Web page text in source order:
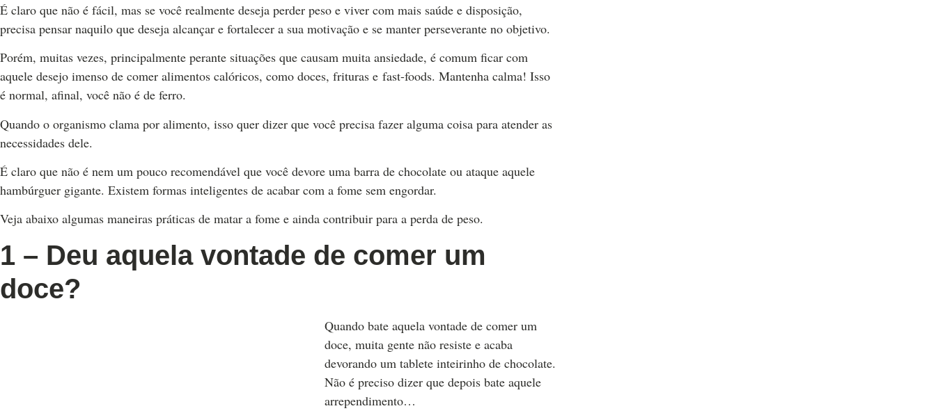
É claro que não é fácil, mas se você realmente deseja perder peso e viver com mais saúde e disposição,
precisa pensar naquilo que deseja alcançar e fortalecer a sua motivação e se manter perseverante no objetivo.
Porém, muitas vezes, principalmente perante situações que causam muita ansiedade, é comum ficar com
aquele desejo imenso de comer alimentos calóricos, como doces, frituras e fast-foods. Mantenha calma! Isso
é normal, afinal, você não é de ferro.
Quando o organismo clama por alimento, isso quer dizer que você precisa fazer alguma coisa para atender as
necessidades dele.
É claro que não é nem um pouco recomendável que você devore uma barra de chocolate ou ataque aquele
hambúrguer gigante. Existem formas inteligentes de acabar com a fome sem engordar.
Veja abaixo algumas maneiras práticas de matar a fome e ainda contribuir para a perda de peso.
1 – Deu aquela vontade de comer um
doce?
Quando bate aquela vontade de comer um
doce, muita gente não resiste e acaba
devorando um tablete inteirinho de chocolate.
Não é preciso dizer que depois bate aquele
arrependimento…